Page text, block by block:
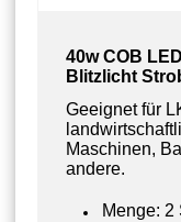
40w COB
Blitzlicht
Geeignet für
Maschinen,
andere.
Menge: 2